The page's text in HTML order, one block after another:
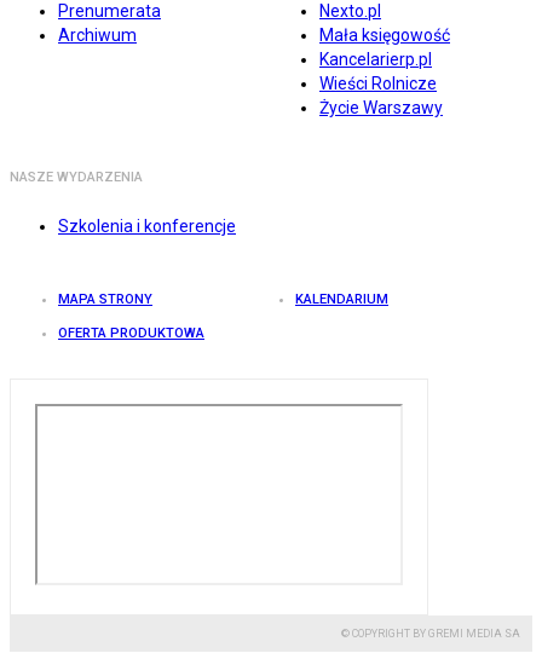
Prenumerata
Archiwum
Nexto.pl
Mała księgowość
Kancelarierp.pl
Wieści Rolnicze
Życie Warszawy
NASZE WYDARZENIA
Szkolenia i konferencje
MAPA STRONY KALENDARIUM
OFERTA PRODUKTOWA
© COPYRIGHT BY GREMI MEDIA SA